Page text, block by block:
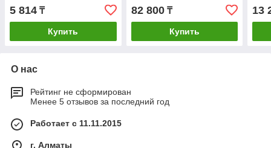
5 814 ₸
Купить
82 800₸
Купить
13
О нас
Рейтинг не сформирован
Менее 5 отзывов за последний год
Работает с 11.11.2015
г. Алматы